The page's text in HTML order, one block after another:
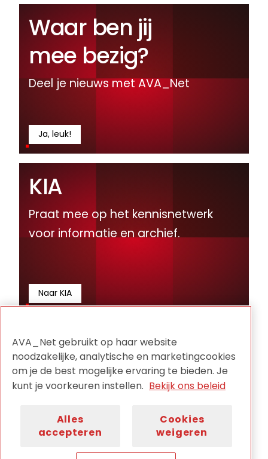
Waar ben jij
mee bezig?
Deel je nieuws met AVA_Net
Ja, leuk!
KIA
Praat mee op het kennisnetwerk
voor informatie en archief.
Naar KIA
Meer artikelen
AVA_Net gebruikt op haar website
noodzakelijke, analytische en marketingcookies
om je de best mogelijke ervaring te bieden. Je
kunt je voorkeuren instellen. Bekijk ons beleid
Alles
accepteren
Cookies
weigeren